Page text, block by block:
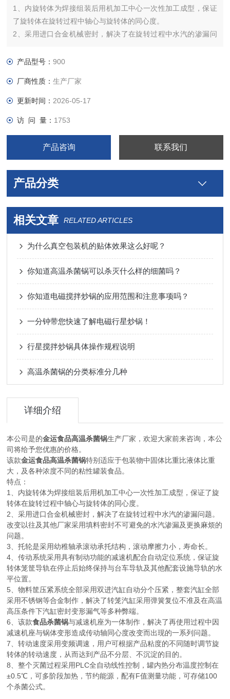
1、内旋转体为焊接组装后用机加工中心一次性加工成型，保证
了旋转体在旋转过程中轴心与旋转体的同心度。
2、采用进口合金机械密封，解决了在旋转过程中水汽的渗漏问
换麻烦的问题。
长。
4、传动系统采用具有制动功能的减速机配合自动定位系统
产品型号：900
厂商性质：生产厂家
更新时间： 2026-05-17
访 问 量： 1753
产品咨询 联系我们
产品分类
相关文章 RELATED ARTICLES
为什么真空包装机的贴体效果这么好呢？
你知道高温杀菌锅可以杀灭什么样的细菌吗？
你知道电磁搅拌炒锅的应用范围和注意事项吗？
一分钟带您快速了解电磁行星炒锅！
行星搅拌炒锅具体操作规程说明
高温杀菌锅的分类标准分几种
详细介绍
本公司是的金运食品高温杀菌锅生产厂家，欢迎大家前来咨询，本公
司将给予您优惠的价格。
该款金运食品高温杀菌锅特别适应于包装物中固体比重比液体比重
大，及各种浓度不同的粘性罐装食品。
特点：
1、内旋转体为焊接组装后用机加工中心一次性加工成型，保证了旋
转体在旋转过程中轴心与旋转体的同心度。
2、采用进口合金机械密封，解决了在旋转过程中水汽的渗漏问题。
改变以往及其他厂家采用填料密封不可避免的水汽渗漏及更换麻烦的
问题。
3、托轮是采用幼稚轴承滚动承托结构，滚动摩擦力小，寿命长。
4、传动系统采用具有制动功能的减速机配合自动定位系统，保证旋
转体笼筐导轨在停止后始终保持与台车导轨及其他配套设施导轨的水
平位置。
5、物料筐压紧系统全部采用双进汽缸自动分个压紧，整套汽缸全部
采用不锈钢等合金制作，解决了转笼汽缸采用弹簧复位不准及在高温
高压条件下汽缸密封变形漏气等多种弊端。
6、该款食品杀菌锅与减速机座为一体制作，解决了再使用过程中因
减速机座与锅体变形造成传动轴同心度改变而出现的一系列问题。
7、转动速度采用变频调速，用户可根据产品粘度的不同随时调节旋
转体的转动速度，从而达到产品不分层、不沉淀的目的。
8、整个灭菌过程采用PLC全自动线性控制，罐内热分布温度控制在
±0.5℃，可多阶段加热，节约能源，配有F值测量功能，可存储100
个杀菌公式。